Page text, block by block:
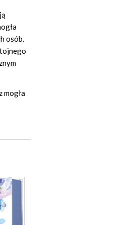
osób.
mogła